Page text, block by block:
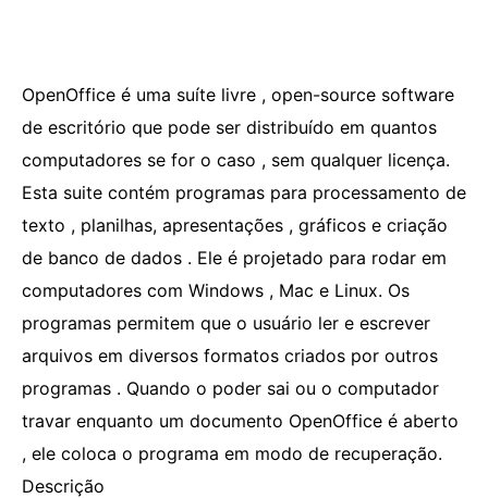
OpenOffice é uma suíte livre , open-source software
de escritório que pode ser distribuído em quantos
computadores se for o caso , sem qualquer licença.
Esta suite contém programas para processamento de
texto , planilhas, apresentações , gráficos e criação
de banco de dados . Ele é projetado para rodar em
computadores com Windows , Mac e Linux. Os
programas permitem que o usuário ler e escrever
arquivos em diversos formatos criados por outros
programas . Quando o poder sai ou o computador
travar enquanto um documento OpenOffice é aberto
, ele coloca o programa em modo de recuperação.
Descrição